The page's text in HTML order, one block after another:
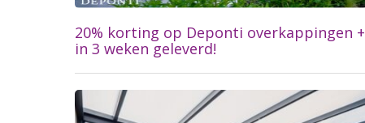
20% korting op Deponti overkappingen +
in 3 weken geleverd!